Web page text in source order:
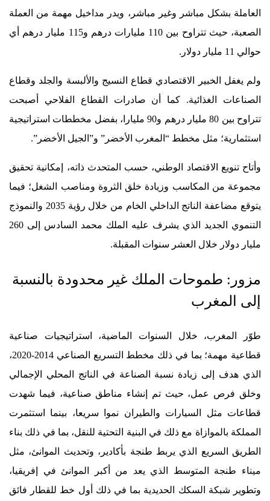
العاملة بشكل مباشر وغير مباشر، ويدر مداخيل مهمة من العملة
الصعبة، حيث تتراوح بين 110 مليارات درهم و115 مليار درهم أي
حوالي 11 مليار دولار.
ولم يغفل الخبير الاقتصادي قطاع النسيج والألبسة والجلد وقطاع
الصناعات الغذائية. كما أن صادرات القطاع الفلاحي أصبحت
تتراوح بين 80 مليار درهم و90 مليارا، بفضل مخططات استراتيجية
استثمارية؛ مثل مخطط “المغرب الأخضر” و”الجيل الأخضر”.
وأتاح تنويع الاقتصاد الوطني، حسب المتحدث ذاته، إمكانية تحقيق
مجموعة من المكاسب وزيادة خلق الثروة ومناصب الشغل؛ فيما
يتوقع مضاعفة الناتج الداخلي الخام من خلال رؤية 2035 والنموذج
التنموي الجديد الذي يشرف عليه الملك محمد السادس إلى 260
مليار دولار خلال العشر سنوات المقبلة.
مزور: طموحات الملك غير محدودة بالنسبة
إلى المغرب
طوّر المغرب، خلال السنوات الماضية، استراتيجيات صناعية
قطاعية مهمة؛ بما في ذلك مخطط التسريع الصناعي 2014-2020،
الذي هدف إلى زيادة نسبة الصناعة في الناتج المحلي الإجمالي
وخلق فرص عمل، حيث تم إنشاء مناطق صناعية، فيما شهدت
قطاعات مثل السيارات والطيران نموا سريعا، بينما استثمرت
المملكة بالموازاة مع ذلك في البنية التحتية للنقل، بما في ذلك بناء
الطريق السريع الذي يربط طنجة بأكادير، وتحديث الموانئ، مثل
ميناء طنجة المتوسط الذي يعد من أكبر الموانئ في إفريقيا،
وتطوير شبكة السكك الحديدية بما في ذلك أول خط للقطار فائق